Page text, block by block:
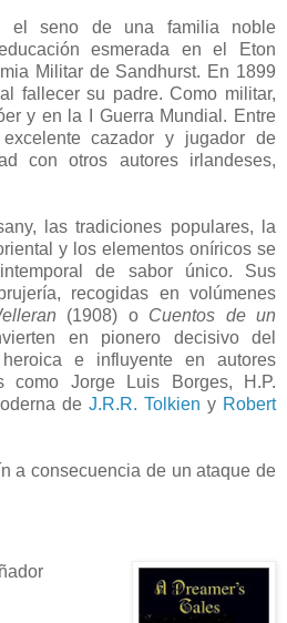
el seno de una familia noble
esmerada en el Eton
Militar de Sandhurst. En 1899
fallecer su padre. Como militar,
y en la I Guerra Mundial. Entre
cazador y jugador de
con otros autores irlandeses,
las tradiciones populares, la
y los elementos oníricos se
de sabor único. Sus
recogidas en volúmenes
(1908) o Cuentos de un
en pionero decisivo del
e influyente en autores
como Jorge Luis Borges, H.P.
de J.R.R. Tolkien y Robert
a consecuencia de un ataque de